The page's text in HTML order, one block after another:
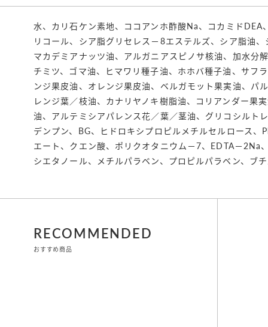
水、カリ石ケン素地、ココアンホ酢酸Na、コカミドDEA
リコール、シア脂グリセレス－8エステルズ、シア脂油、
マカデミアナッツ油、アルガニアスピノサ核油、加水分
チミツ、ゴマ油、ヒマワリ種子油、ホホバ種子油、サフ
ンジ果皮油、オレンジ果皮油、ベルガモット果実油、パ
レンジ葉／枝油、カナリヤノキ樹脂油、コリアンダー果
油、アルテミシアパレンス花／葉／茎油、グリコシルト
デンプン、BG、ヒドロキシプロピルメチルセルロース、
エート、クエン酸、ポリクオタニウム－7、EDTA－2Na
シエタノール、メチルパラベン、プロピルパラベン、ブ
RECOMMENDED
おすすめ商品